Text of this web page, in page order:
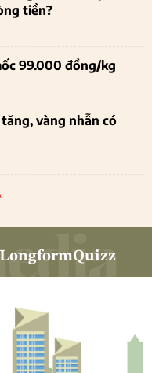
tiền?
99.000 đồng/kg
vàng nhẫn có
LongformQuizz